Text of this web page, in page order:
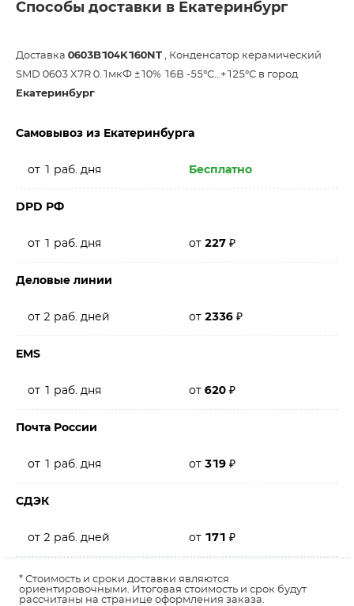
Способы доставки в Екатеринбург
Доставка 0603B104K160NT , Конденсатор керамический
SMD 0603 X7R 0.1мкФ ±10% 16В -55°С…+125°С в город
Екатеринбург
Самовывоз из Екатеринбурга
от 1 раб. дня Бесплатно
DPD РФ
от 1 раб. дня от 227 ₽
Деловые линии
от 2 раб. дней от 2336 ₽
EMS
от 1 раб. дня от 620 ₽
Почта России
от 1 раб. дня от 319 ₽
СДЭК
от 2 раб. дней от 171 ₽
* Стоимость и сроки доставки являются
ориентировочными. Итоговая стоимость и срок будут
рассчитаны на странице оформления заказа.